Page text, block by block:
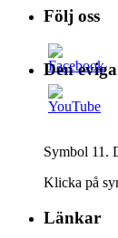
Följ oss
Den
Symbol 11.
Klicka på
Länkar